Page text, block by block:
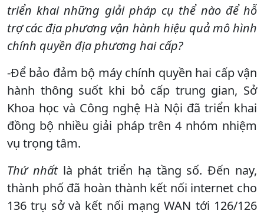
triển khai những giải pháp cụ thể nào để hỗ
trợ các địa phương vận hành hiệu quả mô hình
chính quyền địa phương hai cấp?
-Để bảo đảm bộ máy chính quyền hai cấp vận
hành thông suốt khi bỏ cấp trung gian, Sở
Khoa học và Công nghệ Hà Nội đã triển khai
đồng bộ nhiều giải pháp trên 4 nhóm nhiệm
vụ trọng tâm.
Thứ nhấtlà phát triển hạ tầng số. Đến nay,
thành phố đã hoàn thành kết nối internet cho
136 trụ sở và kết nối mạng WAN tới 126/126